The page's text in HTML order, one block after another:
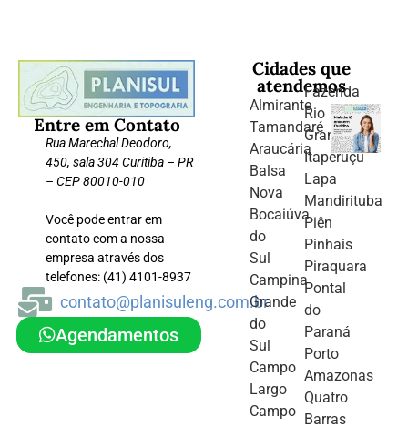
Entre em Contato
Rua Marechal Deodoro,
450, sala 304 Curitiba – PR
– CEP 80010-010
Você pode entrar em
contato com a nossa
empresa através dos
telefones: (41) 4101-8937
contato@planisuleng.com.br
Agendamentos
Cidades que
atendemos
Almirante
Tamandaré
Araucária
Balsa
Nova
Bocaiúva
do
Sul
Campina
Grande
do
Sul
Campo
Largo
Campo
Fazenda
Rio
Grande
Itaperuçu
Lapa
Mandirituba
Piên
Pinhais
Piraquara
Pontal
do
Paraná
Porto
Amazonas
Quatro
Barras